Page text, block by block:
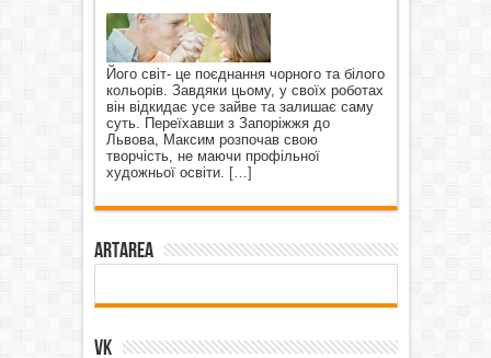
Його світ- це поєднання чорного та білого
кольорів. Завдяки цьому, у своїх роботах
він відкидає усе зайве та залишає саму
суть. Переїхавши з Запоріжжя до
Львова, Максим розпочав свою
творчість, не маючи профільної
художньої освіти.
[…]
ArtArea
VK